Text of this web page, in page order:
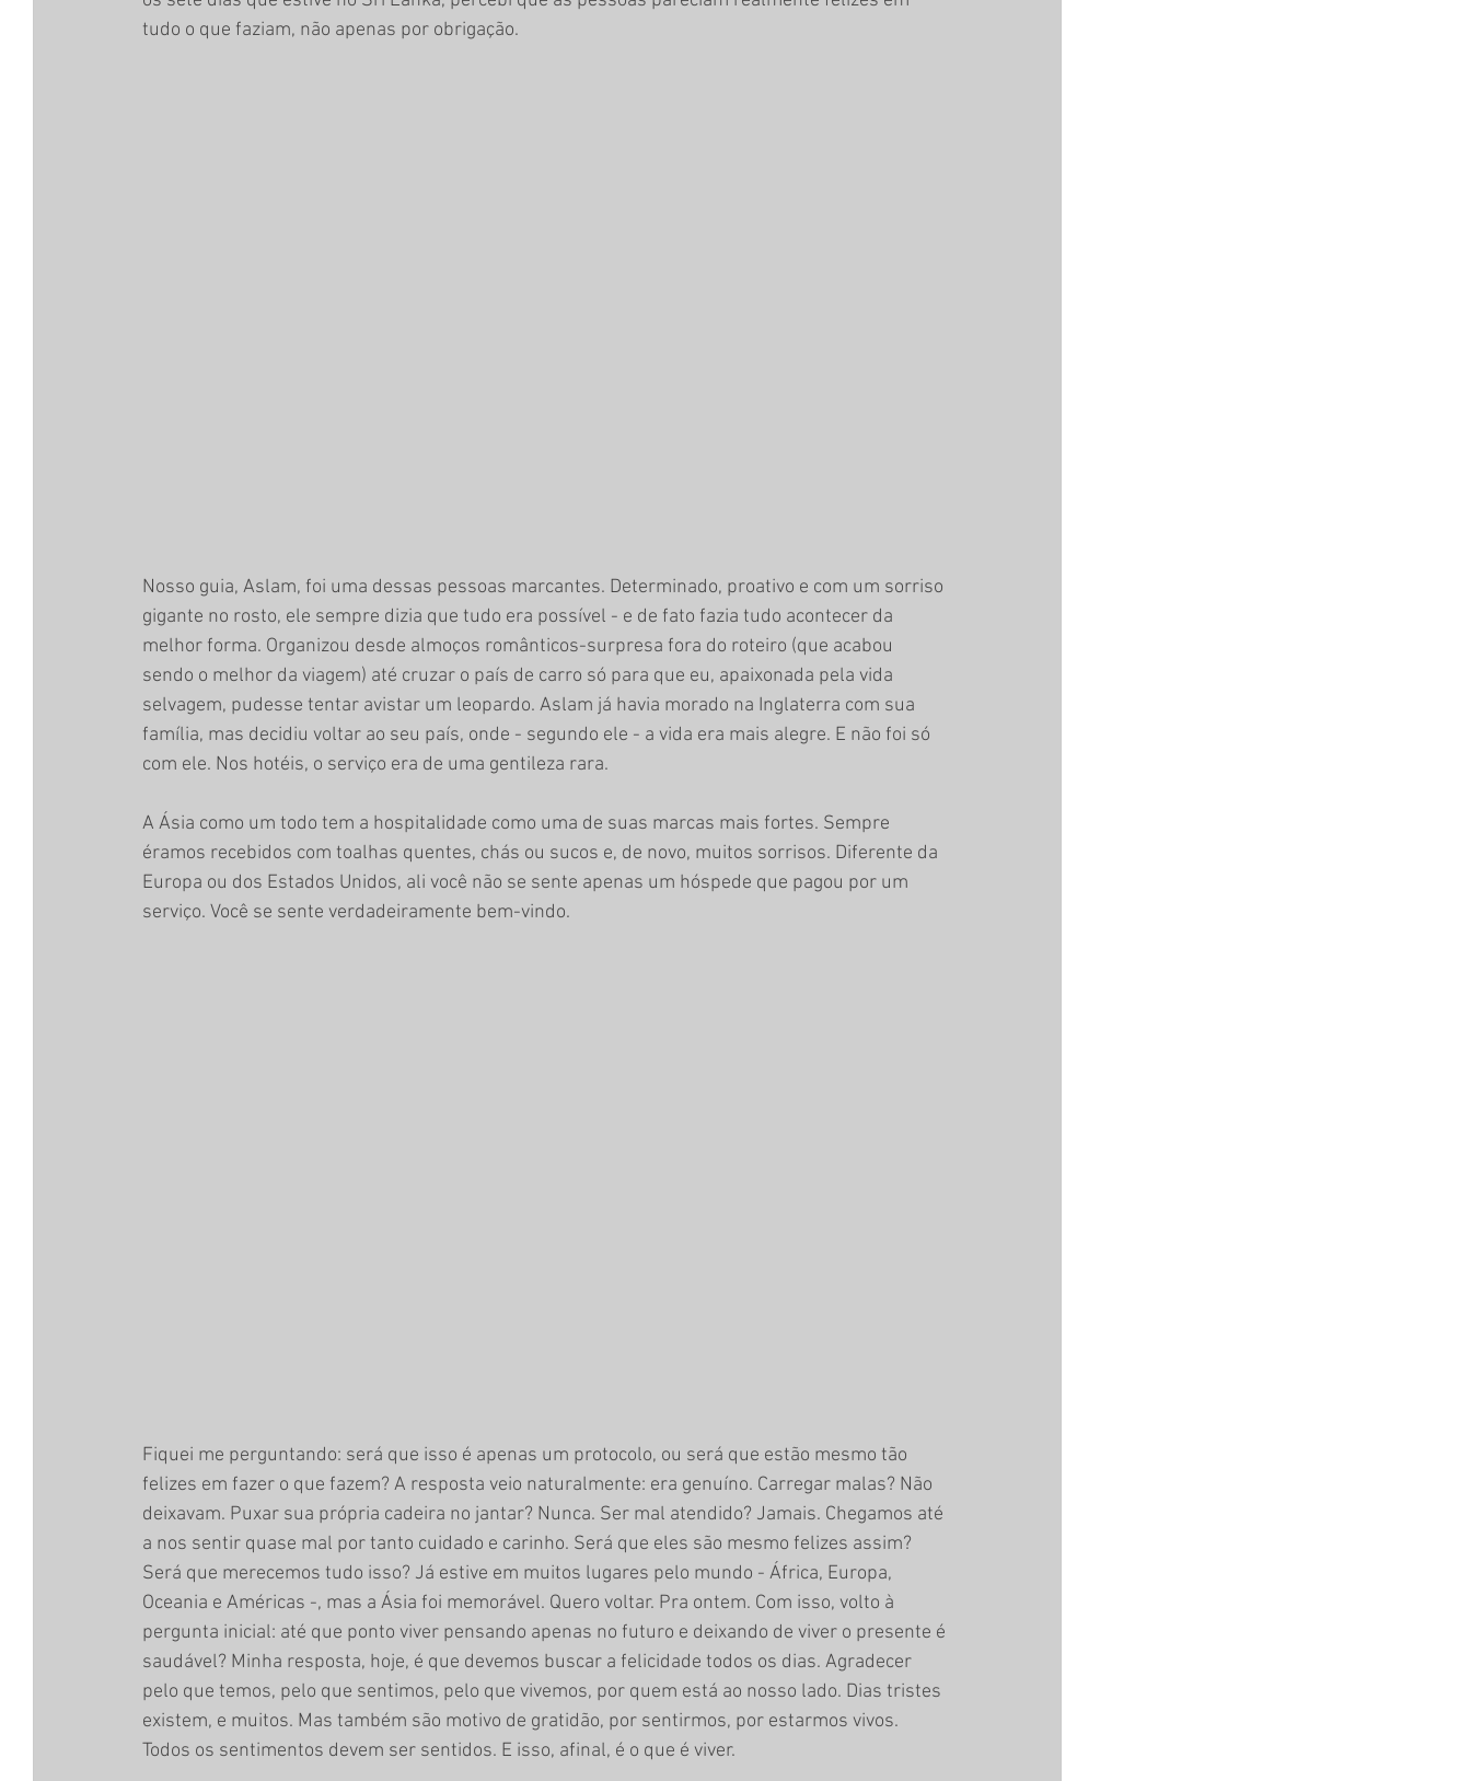
tudo o que faziam, não apenas por obrigação.
Nosso guia, Aslam, foi uma dessas pessoas marcantes. Determinado, proativo e com um sorriso
gigante no rosto, ele sempre dizia que tudo era possível - e de fato fazia tudo acontecer da
melhor forma. Organizou desde almoços românticos-surpresa fora do roteiro (que acabou
sendo o melhor da viagem) até cruzar o país de carro só para que eu, apaixonada pela vida
selvagem, pudesse tentar avistar um leopardo. Aslam já havia morado na Inglaterra com sua
família, mas decidiu voltar ao seu país, onde - segundo ele - a vida era mais alegre. E não foi só
com ele. Nos hotéis, o serviço era de uma gentileza rara.
A Ásia como um todo tem a hospitalidade como uma de suas marcas mais fortes. Sempre
éramos recebidos com toalhas quentes, chás ou sucos e, de novo, muitos sorrisos. Diferente da
Europa ou dos Estados Unidos, ali você não se sente apenas um hóspede que pagou por um
serviço. Você se sente verdadeiramente bem-vindo.
Fiquei me perguntando: será que isso é apenas um protocolo, ou será que estão mesmo tão
felizes em fazer o que fazem? A resposta veio naturalmente: era genuíno. Carregar malas? Não
deixavam. Puxar sua própria cadeira no jantar? Nunca. Ser mal atendido? Jamais. Chegamos até
a nos sentir quase mal por tanto cuidado e carinho. Será que eles são mesmo felizes assim?
Será que merecemos tudo isso? Já estive em muitos lugares pelo mundo - África, Europa,
Oceania e Américas -, mas a Ásia foi memorável. Quero voltar. Pra ontem. Com isso, volto à
pergunta inicial: até que ponto viver pensando apenas no futuro e deixando de viver o presente é
saudável? Minha resposta, hoje, é que devemos buscar a felicidade todos os dias. Agradecer
pelo que temos, pelo que sentimos, pelo que vivemos, por quem está ao nosso lado. Dias tristes
existem, e muitos. Mas também são motivo de gratidão, por sentirmos, por estarmos vivos.
Todos os sentimentos devem ser sentidos. E isso, afinal, é o que é viver.